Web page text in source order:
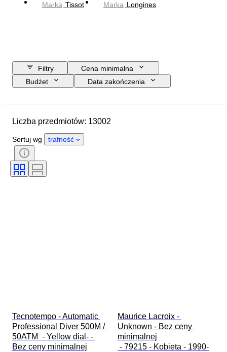
Marka Tissot Marka Longines
Filtry
Cena minimalna
Budżet
Data zakończenia
Długość paska zegarka
Kraj pochodzenia
Płeć
Stan
Certyfikacja
Wydanie
Liczba przedmiotów: 13002
Sortuj wg trafność
Tecnotempo - Automatic
Professional Diver 500M /
50ATM  - Yellow dial- -
Bez ceny minimalnej
Maurice Lacroix -
Unknown - Bez ceny
minimalnej